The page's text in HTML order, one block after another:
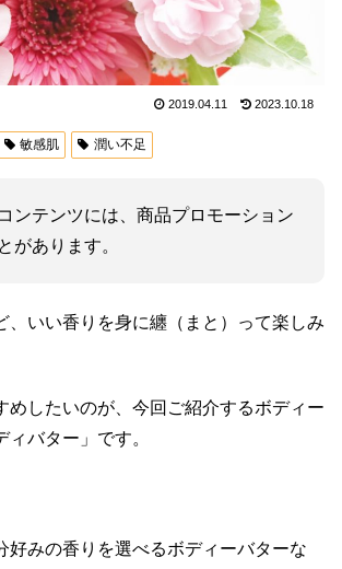
2019.04.11 2023.10.18
敏感肌 潤い不足
ンテンツには、商品プロモーション
があります。
、いい香りを身に纏（まと）って楽しみ
めしたいのが、今回ご紹介するボディー
ィバター」です。
好みの香りを選べるボディーバターな